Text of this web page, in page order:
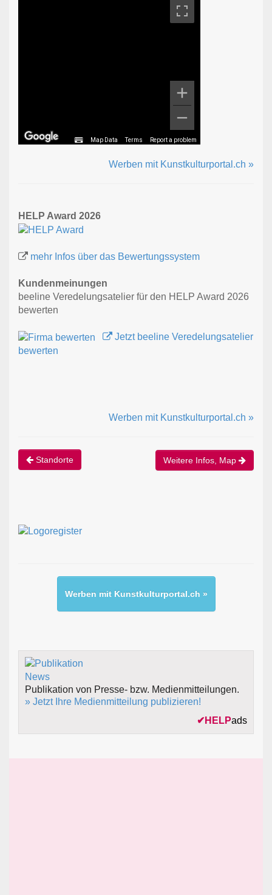
Map Data Terms Report a problem
Werben mit Kunstkulturportal.ch »
HELP Award 2026
mehr Infos über das Bewertungssystem
Kundenmeinungen
beeline Veredelungsatelier für den HELP Award 2026
bewerten
Jetzt beeline Veredelungsatelier
bewerten
Werben mit Kunstkulturportal.ch »
Standorte Weitere Infos, Map
Werben mit Kunstkulturportal.ch »
Publikation von Presse- bzw. Medienmitteilungen.
» Jetzt Ihre Medienmitteilung publizieren!
✔ HELPads